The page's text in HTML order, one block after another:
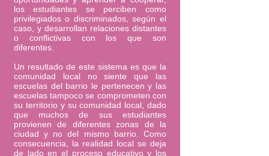
los estudiantes se perciben como
privilegiados o discriminados, según el
caso, y desarrollan relaciones distantes
o conflictivas con los que son
diferentes.
Un resultado de este sistema es que la
comunidad local no siente que las
escuelas del barrio le pertenecen y las
escuelas tampoco se comprometen con
su territorio y su comunidad local, dado
que muchos de sus estudiantes
provienen de diferentes zonas de la
ciudad y no del mismo barrio. Como
consecuencia, la realidad local se deja
de lado en el proceso educativo y los